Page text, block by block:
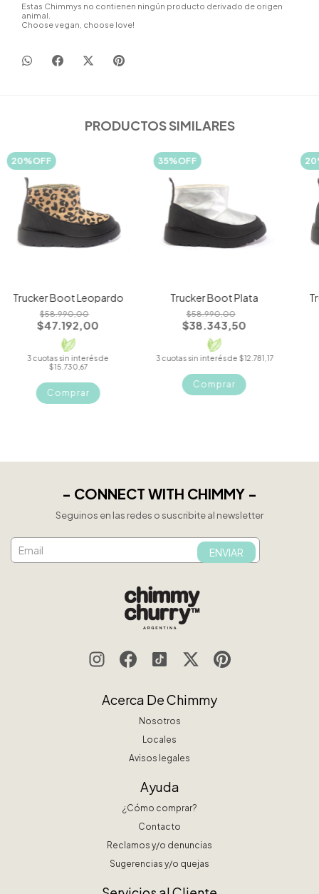
Estas Chimmys no contienen ningún producto derivado de origen
animal.
Choose vegan, choose love!
PRODUCTOS SIMILARES
20%OFF
Trucker Boot Leopardo
$58.990,00
$47.192,00
3 cuotas sin interés de
$15.730,67
Comprar
35%OFF
Trucker Boot Plata
$58.990,00
$38.343,50
3 cuotas sin interés de $12.781,17
Comprar
20
- CONNECT WITH CHIMMY -
Seguinos en las redes o suscribite al newsletter
Acerca De Chimmy
Nosotros
Locales
Avisos legales
Ayuda
¿Cómo comprar?
Contacto
Reclamos y/o denuncias
Sugerencias y/o quejas